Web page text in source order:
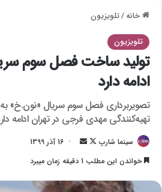
خانه/تلویزیون
تلویزیون
تولید ساخت فصل سوم
ادامه دارد
تصویربرداری فصل سوم سریال «نون.خ» به
تهیه‌کنندگی مهدی فرجی در تهران ادامه
سینما شارپ
F
l ا
16 آذر 1399
خواندن این مطلب 1 دقیقه زمان میبرد